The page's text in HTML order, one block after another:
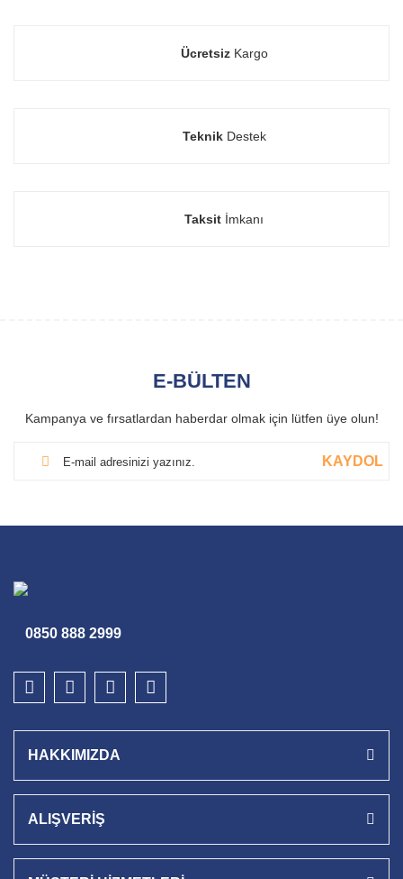
ÜcretsizKargo
TeknikDestek
Taksit İmkanı
E-BÜLTEN
Kampanya ve fırsatlardan haberdar olmak için lütfen üye olun!
KAYDOL
0850 888 2999
HAKKIMIZDA
ALIŞVERİŞ